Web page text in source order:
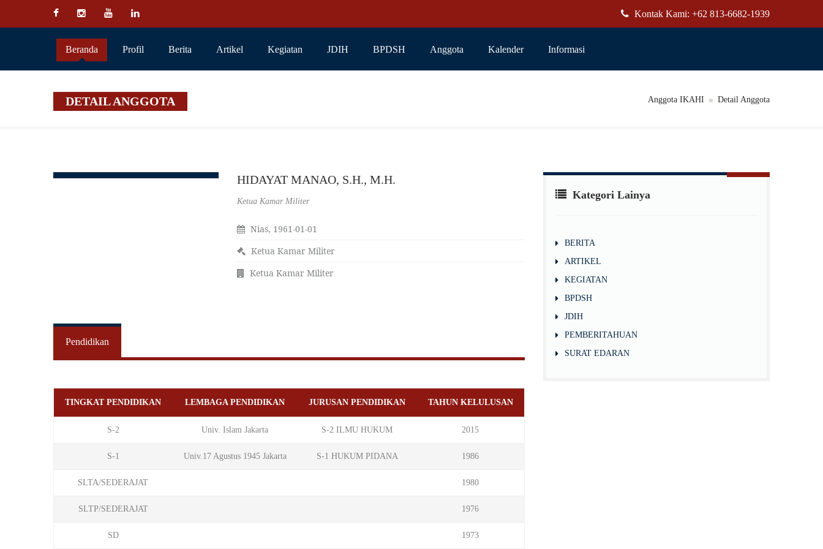
Kontak Kami: +62 813-6682-1939
Beranda Profil Berita Artikel Kegiatan JDIH BPDSH Anggota Kalender Informasi
DETAIL ANGGOTA Anggota IKAHI Detail Anggota
HIDAYAT MANAO, S.H., M.H.
Ketua Kamar Militer
Nias, 1961-01-01
Ketua Kamar Militer
Ketua Kamar Militer
Pendidikan
TINGKAT PENDIDIKAN LEMBAGA PENDIDIKAN JURUSAN PENDIDIKAN TAHUN KELULUSAN
S-2 Univ. Islam Jakarta S-2 ILMU HUKUM 2015
S-1 Univ.17 Agustus 1945 Jakarta S-1 HUKUM PIDANA 1986
SLTA/SEDERAJAT 1980
SLTP/SEDERAJAT 1976
SD 1973
Kategori Lainya
BERITA
ARTIKEL
KEGIATAN
BPDSH
JDIH
PEMBERITAHUAN
SURAT EDARAN